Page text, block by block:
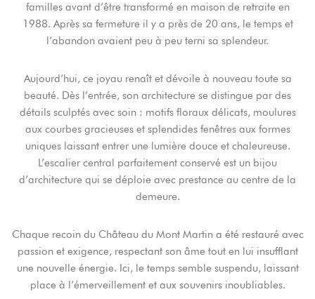
familles avant d’être transformé en maison de retraite en
1988. Après sa fermeture il y a près de 20 ans, le temps et
l’abandon avaient peu à peu terni sa splendeur.
Aujourd’hui, ce joyau renaît et dévoile à nouveau toute sa
beauté. Dès l’entrée, son architecture se distingue par des
détails sculptés avec soin : motifs floraux délicats, moulures
aux courbes gracieuses et splendides fenêtres aux formes
uniques laissant entrer une lumière douce et chaleureuse.
L’escalier central parfaitement conservé est un bijou
d’architecture qui se déploie avec prestance au centre de la
demeure.
Chaque recoin du Château du Mont Martin a été restauré avec
passion et exigence, respectant son âme tout en lui insufflant
une nouvelle énergie. Ici, le temps semble suspendu, laissant
place à l’émerveillement et aux souvenirs inoubliables.